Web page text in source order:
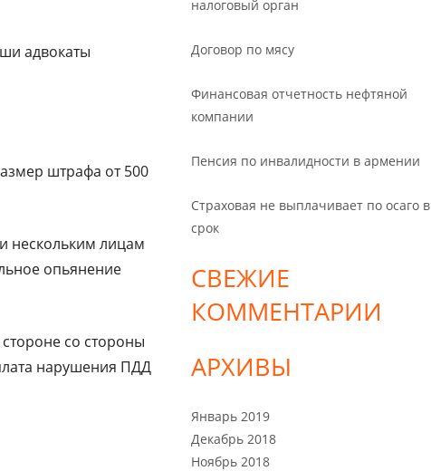
адвокаты
штрафа от 500
нескольким лицам
опьянение
со стороны
нарушения ПДД
налоговый орган
Договор по мясу
Финансовая отчетность нефтяной
компании
Пенсия по инвалидности в армении
Страховая не выплачивает по осаго в
срок
СВЕЖИЕ
КОММЕНТАРИИ
АРХИВЫ
Январь 2019
Декабрь 2018
Ноябрь 2018